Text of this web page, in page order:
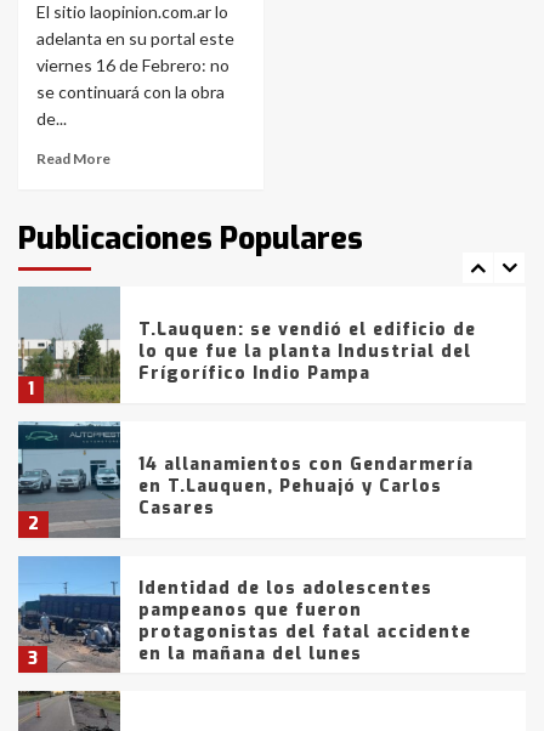
El sitio laopinion.com.ar lo
adelanta en su portal este
viernes 16 de Febrero: no
se continuará con la obra
de...
Read More
Publicaciones Populares
6
La Bolsa de Cereales de Bahía
Blanca anticipa que Agosto vendrá
con lluvias y heladas, en gran parte
fueron detenidos por
comercialización de drogas en la
tarde del sábado
1
T.Lauquen: se vendió el edificio de
lo que fue la planta Industrial del
Frígorífico Indio Pampa
2
14 allanamientos con Gendarmería
en T.Lauquen, Pehuajó y Carlos
Casares
3
Identidad de los adolescentes
pampeanos que fueron
protagonistas del fatal accidente
en la mañana del lunes